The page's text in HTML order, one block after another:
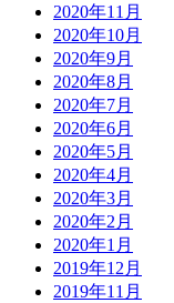
2020年11月
2020年10月
2020年9月
2020年8月
2020年7月
2020年6月
2020年5月
2020年4月
2020年3月
2020年2月
2020年1月
2019年12月
2019年11月